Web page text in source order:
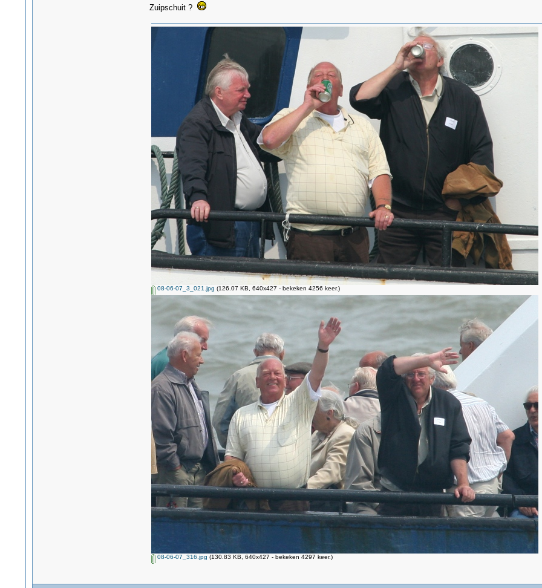
Zuipschuit ?
08-06-07_3_021.jpg (126.07 KB, 640x427 - bekeken 4256 keer.)
08-06-07_316.jpg (130.83 KB, 640x427 - bekeken 4297 keer.)